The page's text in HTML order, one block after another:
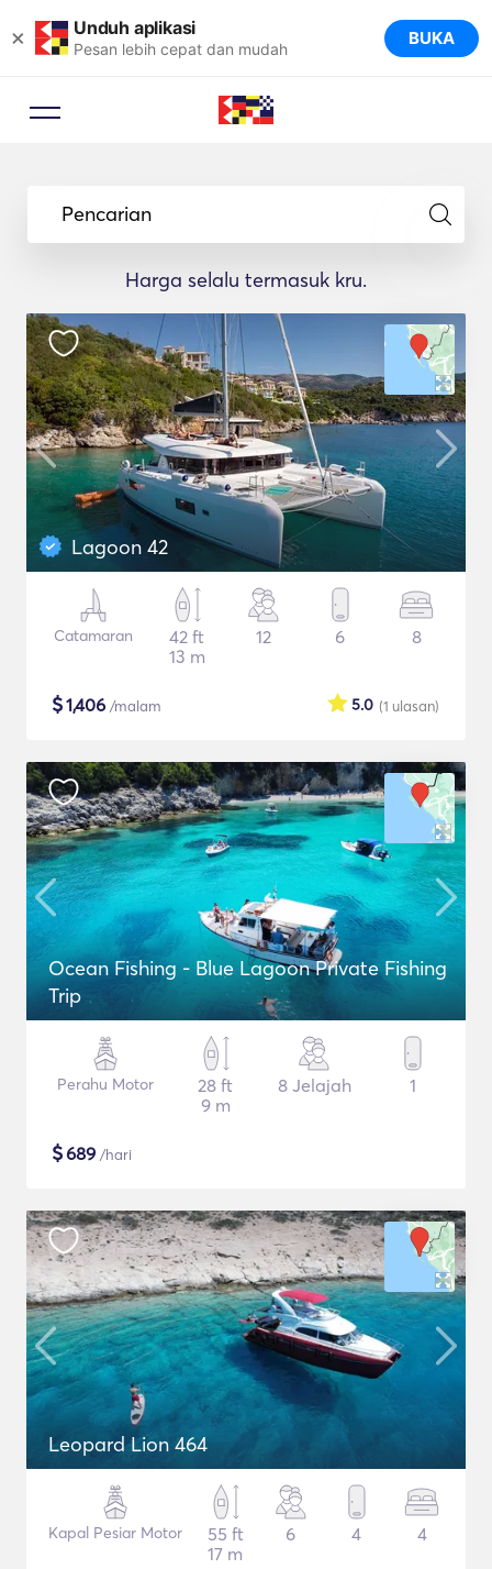
× Unduh aplikasi
Pesan lebih cepat dan mudah BUKA
Pencarian
Harga selalu termasuk kru.
Lagoon 42
Catamaran
42 ft
13 m
12 6 8
$1,406 /malam (1 ulasan)
5.0
Ocean Fishing - Blue Lagoon Private Fishing
Trip
Perahu Motor
28 ft
9 m
8 Jelajah 1
$689 /hari
Leopard Lion 464
Kapal Pesiar Motor
55 ft
17 m
6 4 4